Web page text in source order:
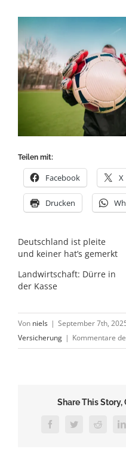
Teilen mit:
Facebook X
Drucken
Deutschland ist pleite
und keiner hat’s gemerkt
Landwirtschaft: Dürre in
der Kasse
Von niels | September 7th,
Versicherung | Kommentare
Share This Story,
FacebookTwitterReddit